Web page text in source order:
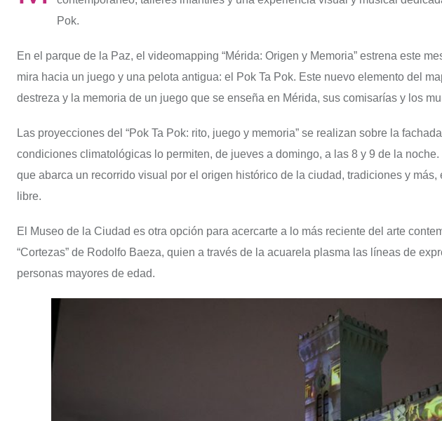
Pok.
En el parque de la Paz, el videomapping “Mérida: Origen y Memoria” estrena este
mira hacia un juego y una pelota antigua: el Pok Ta Pok. Este nuevo elemento del
destreza y la memoria de un juego que se enseña en Mérida, sus comisarías y los
Las proyecciones del “Pok Ta Pok: rito, juego y memoria” se realizan sobre la
condiciones climatológicas lo permiten, de jueves a domingo, a las 8 y 9 de la
que abarca un recorrido visual por el origen histórico de la ciudad, tradiciones y
libre.
El Museo de la Ciudad es otra opción para acercarte a lo más reciente del arte
“Cortezas” de Rodolfo Baeza, quien a través de la acuarela plasma las líneas de
personas mayores de edad.